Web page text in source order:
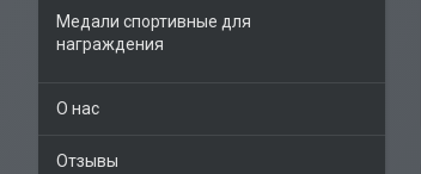
Медали спортивные для
награждения
О нас
Отзывы